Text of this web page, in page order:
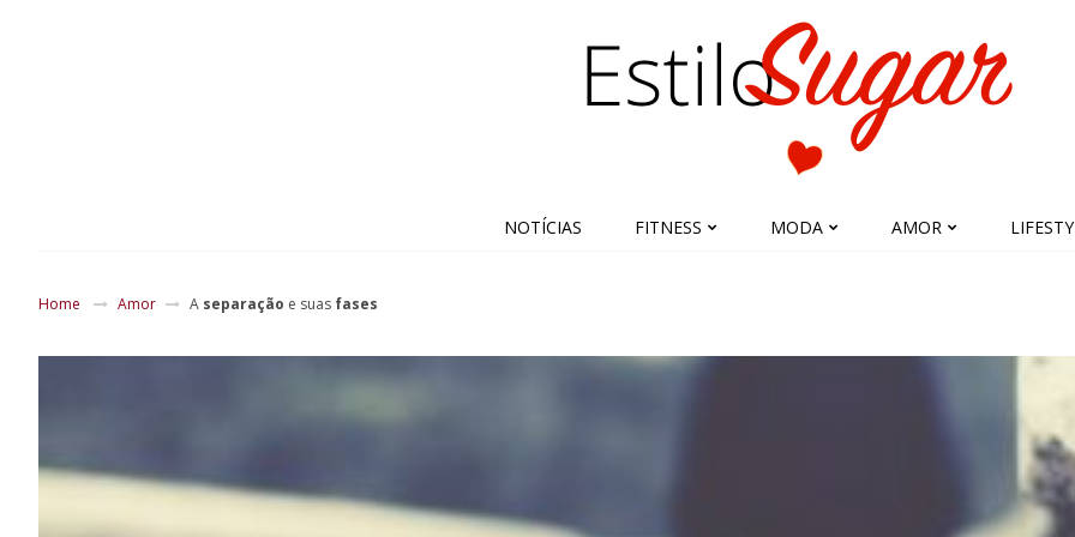
NOTÍCIAS FITNESS MODA AMOR
Home Amor A separação e suas fases